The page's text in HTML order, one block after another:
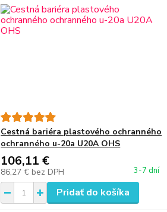
Cestná bariéra plastového ochranného
ochranného u-20a U20A OHS
106,11 €
86,27 € bez DPH 3-7 dní
Pridať do košíka